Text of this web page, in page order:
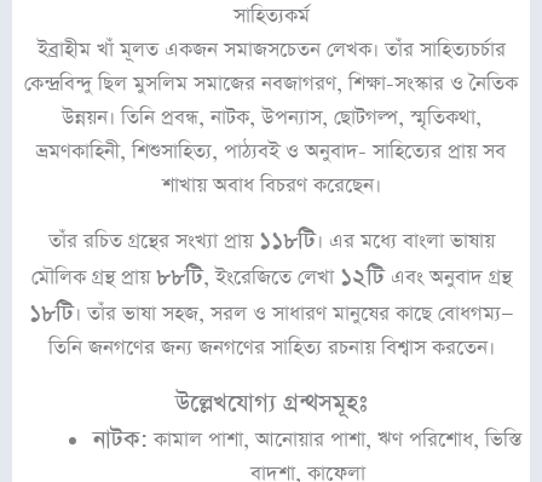
সাহিত্যকর্ম
ইব্রাহীম খাঁ মূলত একজন সমাজসচেতন লেখক। তাঁর সাহিত্যচর্চার
কেন্দ্রবিন্দু ছিল মুসলিম সমাজের নবজাগরণ, শিক্ষা-সংস্কার ও নৈতিক
উন্নয়ন। তিনি প্রবন্ধ, নাটক, উপন্যাস, ছোটগল্প, স্মৃতিকথা,
ভ্রমণকাহিনী, শিশুসাহিত্য, পাঠ্যবই ও অনুবাদ- সাহিত্যের প্রায় সব
শাখায় অবাধ বিচরণ করেছেন।
তাঁর রচিত গ্রন্থের সংখ্যা প্রায় ১১৮টি। এর মধ্যে বাংলা ভাষায়
মৌলিক গ্রন্থ প্রায়৮৮টি, ইংরেজিতে লেখা ১২টিএবং অনুবাদ গ্রন্থ
১৮টি। তাঁর ভাষা সহজ, সরল ও সাধারণ মানুষের কাছে বোধগম্য—
তিনি জনগণের জন্য জনগণের সাহিত্য রচনায় বিশ্বাস করতেন।
উল্লেখযোগ্য গ্রন্থসমূহঃ
নাটক: কামাল পাশা, আনোয়ার পাশা, ঋণ পরিশোধ, ভিস্তি
বাদশা, কাফেলা